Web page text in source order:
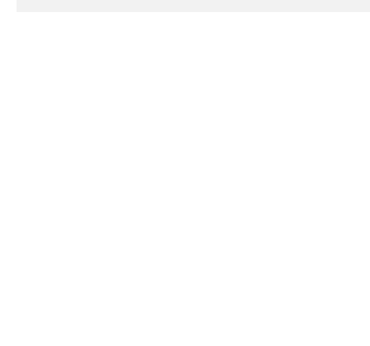
SUBMENUS)
SUBMENUS)
SUBMENUS)